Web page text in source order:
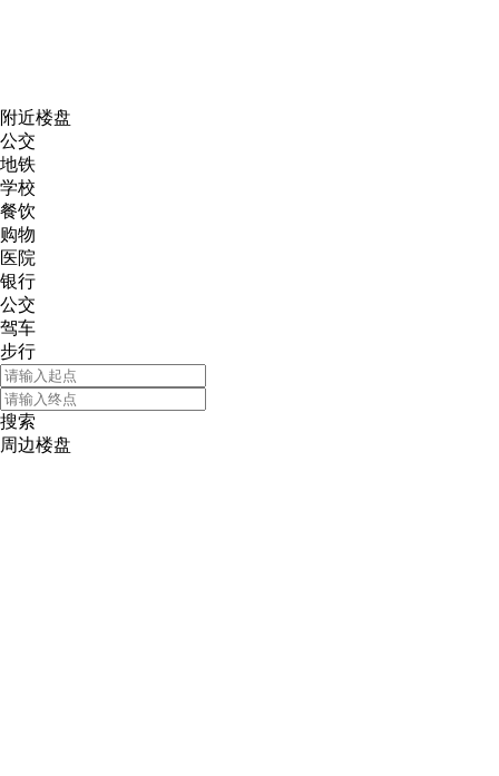
附近楼盘
公交
地铁
学校
餐饮
购物
医院
银行
公交
驾车
步行
搜索
周边楼盘